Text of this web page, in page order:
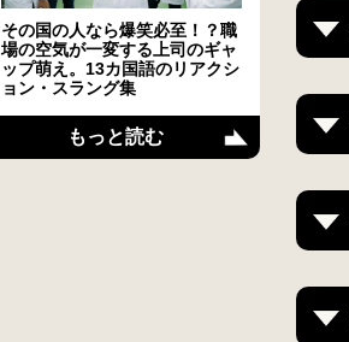
その国の人なら爆笑必至！？職
場の空気が一変する上司のギャ
ップ萌え。13カ国語のリアクシ
ョン・スラング集
もっと読む